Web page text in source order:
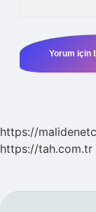
https://
https://tah.com.tr